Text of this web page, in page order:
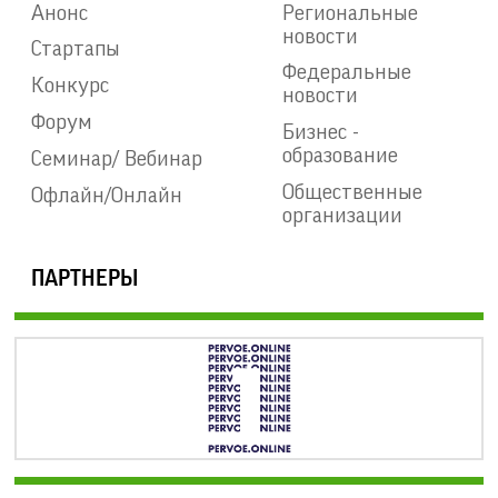
Анонс
Стартапы
Конкурс
Форум
Семинар/ Вебинар
Офлайн/Онлайн
Региональные
новости
Федеральные
новости
Бизнес -
образование
Общественные
организации
ПАРТНЕРЫ